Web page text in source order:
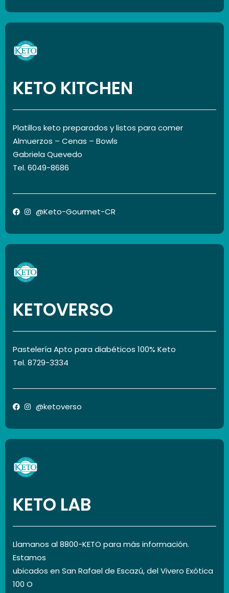
KETO KITCHEN
Platillos keto preparados y listos para comer
Almuerzos – Cenas – Bowls
Gabriela Quevedo
Tel. 6049-8686
@Keto-Gourmet-CR
KETOVERSO
Pastelería Apto para diabéticos 100% Keto
Tel. 8729-3334
@ketoverso
KETO LAB
Llamanos al 8800-KETO para más información.
Estamos
ubicados en San Rafael de Escazú, del Vivero Exótica
100 O